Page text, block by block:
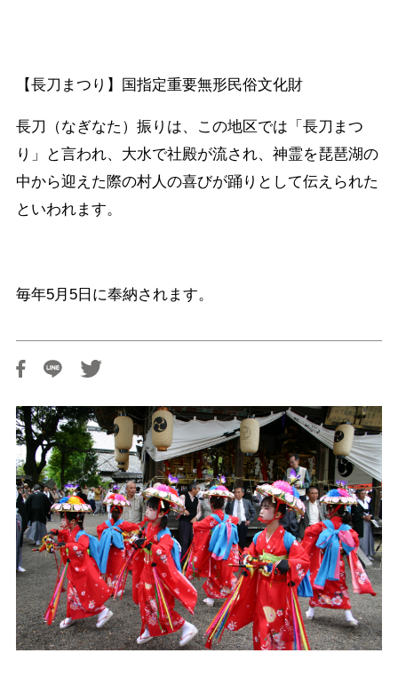
【長刀まつり】国指定重要無形民俗文化財
長刀（なぎなた）振りは、この地区では「長刀まつ
り」と言われ、大水で社殿が流され、神霊を琵琶湖の
中から迎えた際の村人の喜びが踊りとして伝えられた
といわれます。
毎年5月5日に奉納されます。